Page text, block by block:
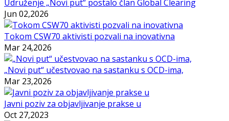
Udruženje „Novi put“ postalo član Global Clearing
Jun 02,2026
Tokom CSW70 aktivisti pozvali na inovativna
Mar 24,2026
„Novi put“ učestvovao na sastanku s OCD-ima,
Mar 23,2026
Javni poziv za objavljivanje prakse u
Oct 27,2023